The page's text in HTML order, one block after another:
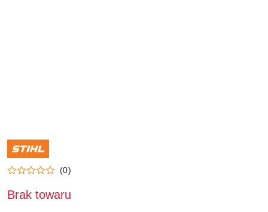
NAZWA
PRODUCENTA:
STIHL
(0)
Brak towaru